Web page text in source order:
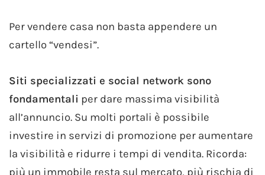
Per vendere casa non basta appendere un
cartello “vendesi”.
Siti specializzati e social network sono
fondamentali per dare massima visibilità
all’annuncio. Su molti portali è possibile
investire in servizi di promozione per aumentare
la visibilità e ridurre i tempi di vendita. Ricorda:
più un immobile resta sul mercato, più rischia di